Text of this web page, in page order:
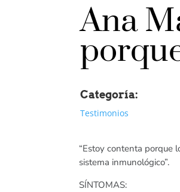
Ana
Categoría:
Testimonios
“Estoy contenta porque
sistema inmunológico”.
SÍNTOMAS: